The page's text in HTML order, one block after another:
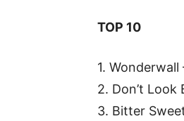
TOP 10
1. Wonderwall
2. Don’t Look
3. Bitter